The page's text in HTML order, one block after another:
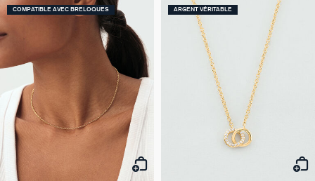
COMPATIBLE AVEC BRELOQUES ARGENT VÉRITABLE